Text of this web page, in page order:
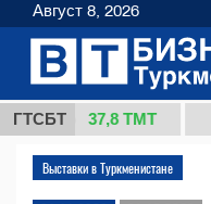
ГТСБТ
1 (кг.) 37,8 ТМТ
Выставки в Туркменистане
Август 8, 2026